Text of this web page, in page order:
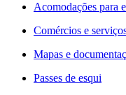
Acomodações para
Comércios e
Mapas e
Passes de esqui